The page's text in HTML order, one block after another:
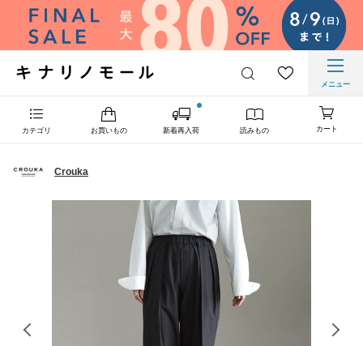
メニュー
カテゴリ お買いもの 新着再入荷 読みもの カート
Crouka